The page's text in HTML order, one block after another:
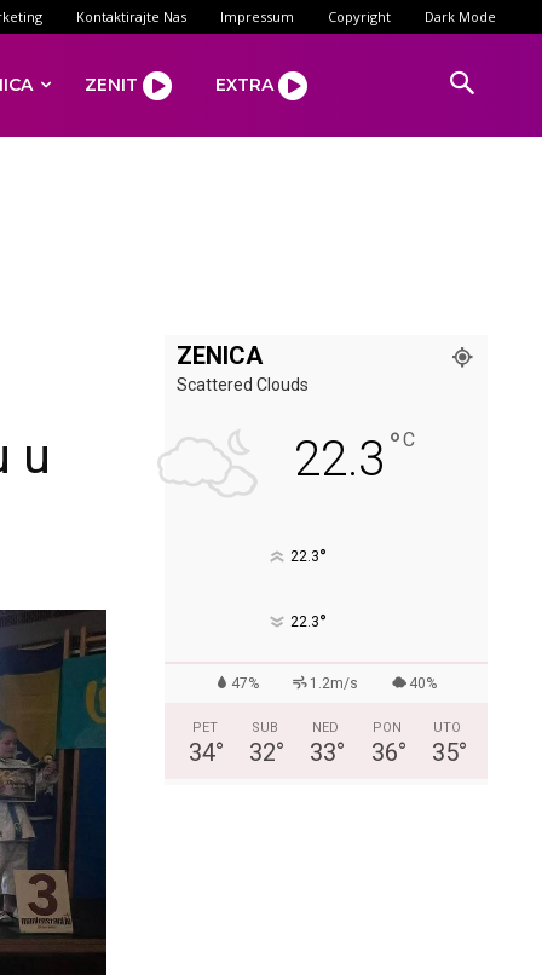
Kontaktirajte Nas Impressum Copyright Dark Mode
ZENIT EXTRA
u
ZENICA
Scattered Clouds
22.3 °C
22.3°
22.3°
47% 1.2m/s 40%
PET
34°
SUB
32°
NED
33°
PON
36°
UTO
35°